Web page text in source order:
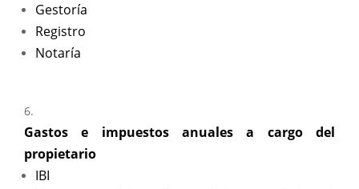
Gestoría
Registro
Notaría
Gastos e impuestos anuales a cargo del
propietario
IBI